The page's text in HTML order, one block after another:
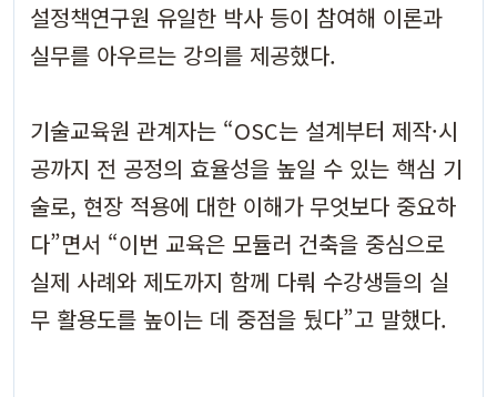
설정책연구원 유일한 박사 등이 참여해 이론과
실무를 아우르는 강의를 제공했다.
기술교육원 관계자는 “OSC는 설계부터 제작·시
공까지 전 공정의 효율성을 높일 수 있는 핵심 기
술로, 현장 적용에 대한 이해가 무엇보다 중요하
다”면서 “이번 교육은 모듈러 건축을 중심으로
실제 사례와 제도까지 함께 다뤄 수강생들의 실
무 활용도를 높이는 데 중점을 뒀다”고 말했다.